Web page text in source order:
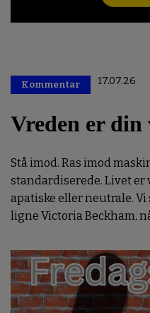
Kommentar 17.07.26
Vreden er din
Stå imod. Ras imod
standardiserede. Livet
apatiske eller neutrale.
ligne Victoria Beckham,